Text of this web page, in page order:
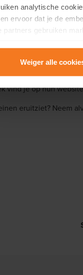
analytische
ervoor dat je de
partners gebruiken
er meer over in onze
Weiger alle
gekregen met de
met
en oogsten.
van de Kruitfabriek
vind je op hun
eruitziet? Neem